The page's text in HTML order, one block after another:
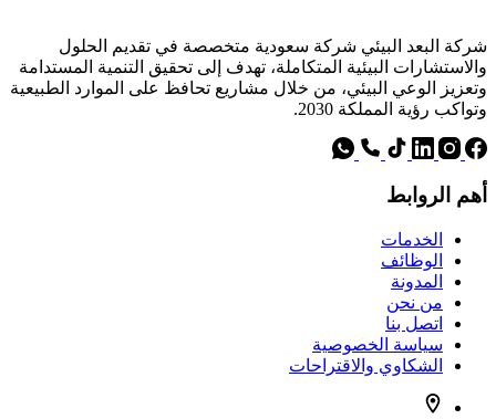
شركة البعد البيئي شركة سعودية متخصصة في تقديم الحلول
والاستشارات البيئية المتكاملة، تهدف إلى تحقيق التنمية المستدامة
وتعزيز الوعي البيئي، من خلال مشاريع تحافظ على الموارد الطبيعية
وتواكب رؤية المملكة 2030.
أهم الروابط
الخدمات
الوظائف
المدونة
من نحن
اتصل بنا
سياسة الخصوصية
الشكاوي والاقتراحات